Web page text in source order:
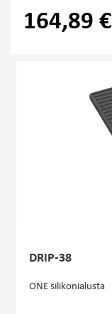
164,89 €
DRIP-38
ONE silikonialusta